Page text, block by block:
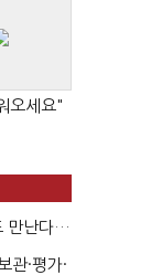
오세요"
만난다…
·평가·